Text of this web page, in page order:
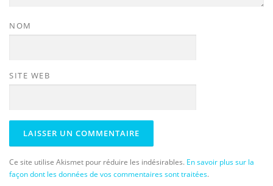
NOM
SITE WEB
Ce site utilise Akismet pour réduire les indésirables. En savoir plus sur la
façon dont les données de vos commentaires sont traitées.